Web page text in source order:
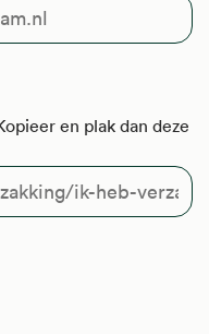
en plak dan deze